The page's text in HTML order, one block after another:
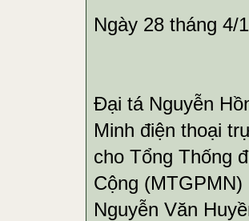
Ngày 28 tháng 4/
Đại tá Nguyễn
Minh điện thoại
cho Tổng Thống
Cộng
Nguyễn Văn